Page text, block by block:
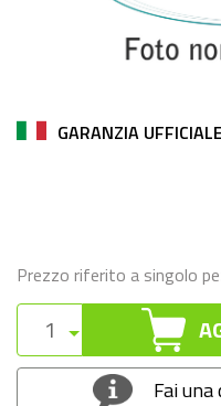
GARANZIA
Prezzo riferito a singolo
Fai